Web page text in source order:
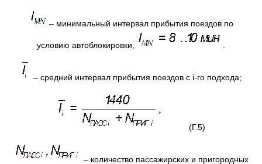
– минимальный интервал прибытия поездов по
условию автоблокировки,
– средний интервал прибытия поездов с i-го подхода;
(Г.5)
– количество пассажирских и пригородных